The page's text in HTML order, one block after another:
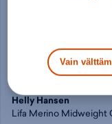
Helly Hansen
Vain